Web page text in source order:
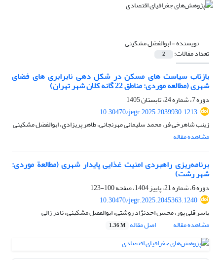
نویسنده =ابوالفضل مشکینی
تعداد مقالات: 2
بازتاب سیاست‌ های مسکن در شکل دهی نابرابری های فضای
شهری (مطالعه موردی: مناطق 22 گانه کلان شهر تهران)
دوره 7، شماره 24، تابستان 1405
10.30470/jegr.2025.2039930.1213
زینب شاهرخی فر، محمد سلیمانی مهرنجانی، طاهر پریزادی، ابوالفضل مشکینی
مشاهده مقاله
برنامه‌ریزی راهبردی امنیت غذایی پایدار شهری (مطالعة موردی:
شهر رشت)
دوره 6، شماره 21، پاییز 1404، صفحه
100-123
10.30470/jegr.2025.2045363.1240
یاسر قلی پور، محسن احدنژاد روشتی، ابوالفضل مشکینی، نادر زالی
مشاهده مقاله
اصل مقاله 1.36 M